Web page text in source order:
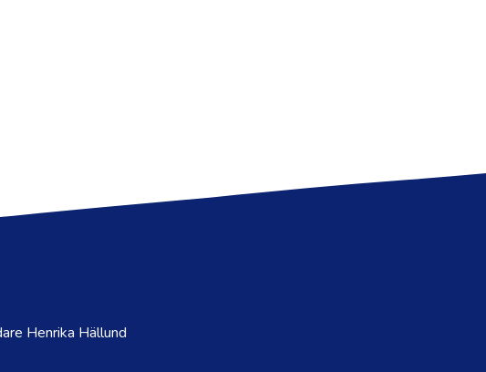
Henrika Hällund